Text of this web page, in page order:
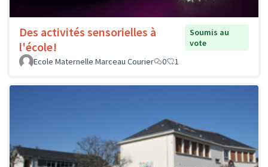
Des activités sensorielles à
l'école!
Soumis au
vote
Ecole Maternelle Marceau Courier
0 1